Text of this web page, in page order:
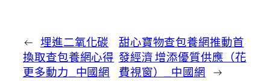
← 埋進二氧化碳
換取查包養網心得
更多動力_中國網
甜心寶物查包養網推動首
發經濟 增添優質供應（花
費視窗）_中國網 →